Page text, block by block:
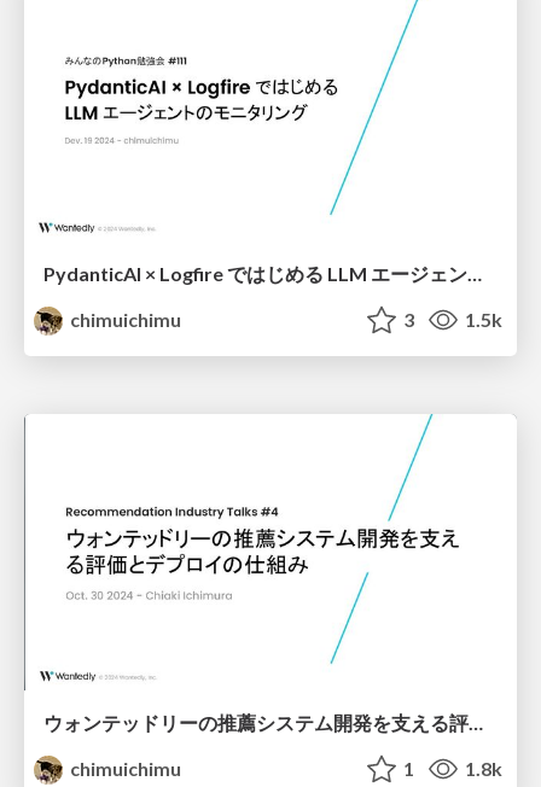
PydanticAI × Logfire ではじめる LLM エージェントのモニタリング
chimuichimu
3 1.5k
ウォンテッドリーの推薦システム開発を支える評価とデプロイの仕組み
chimuichimu
1 1.8k